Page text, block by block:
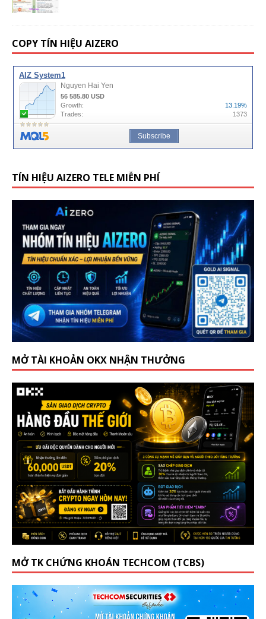
COPY TÍN HIỆU AIZERO
TÍN HIỆU AIZERO TELE MIỄN PHÍ
MỞ TÀI KHOẢN OKX NHẬN THƯỞNG
MỞ TK CHỨNG KHOÁN TECHCOM (TCBS)